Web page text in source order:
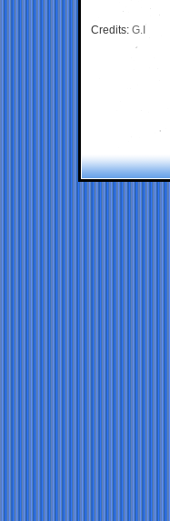
Credits: G.I